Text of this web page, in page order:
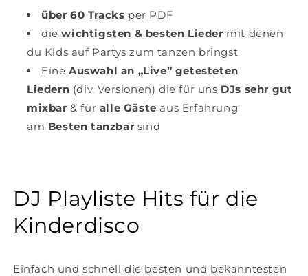
eine
Kinderparty
eine
Kinderparty
über 60 Tracks per PDF
die wichtigsten & besten Lieder mit denen
du Kids auf Partys zum tanzen bringst
Eine Auswahl an „Live” getesteten
Liedern (div. Versionen) die für uns DJs sehr gut
mixbar & für alle Gäste aus Erfahrung
am Besten tanzbar sind
DJ Playliste Hits für die
Kinderdisco
Einfach und schnell die besten und bekanntesten